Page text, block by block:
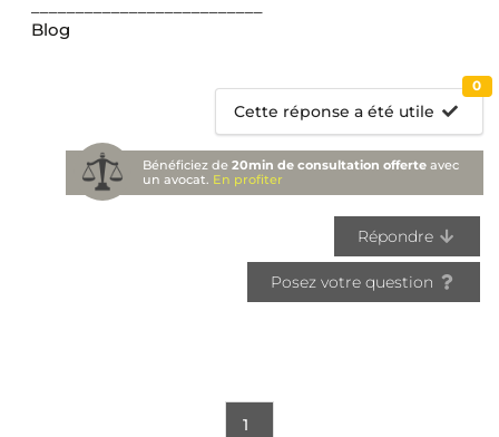
Blog
Cette réponse a été utile
0
Bénéficiez de20min de consultation offerte avec
un avocat. En profiter
Répondre
Posez votre question
1